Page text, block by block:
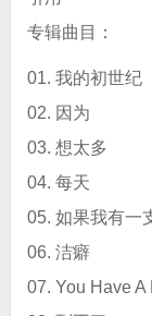
专辑曲目：
01. 我的初世纪
02. 因为
03. 想太多
04. 每天
05. 如果我有一
06. 洁癖
07. You Have A